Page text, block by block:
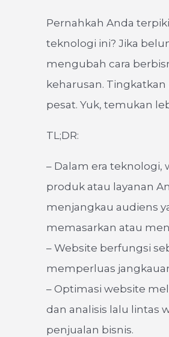
Pernahkah Anda
teknologi ini? Jika
mengubah cara
keharusan.
pesat. Yuk, temukan
TL;DR:
– Dalam era
produk atau layanan
menjangkau audiens
memasarkan atau
– Website berfungsi
memperluas
– Optimasi website
dan analisis lalu lintas
penjualan bisnis.